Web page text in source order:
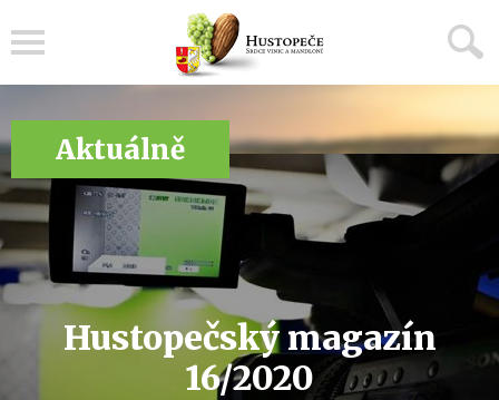
Aktuálně
Hustopečský magazín
16/2020